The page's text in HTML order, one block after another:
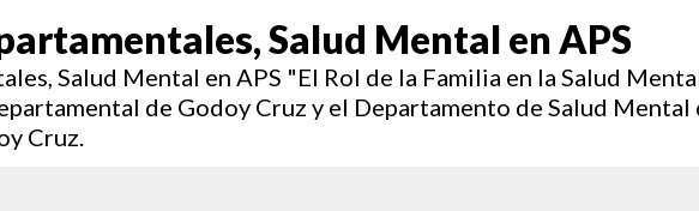
Salud Mental en APS
Salud Mental en APS "El Rol de la Familia en la Salud
de Godoy Cruz y el Departamento de Salud Mental
Cruz.